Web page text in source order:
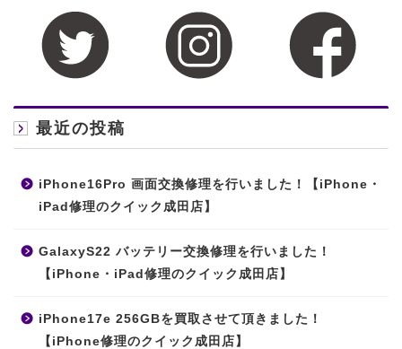
最近の投稿
iPhone16Pro 画面交換修理を行いました！【iPhone・
iPad修理のクイック成田店】
GalaxyS22 バッテリー交換修理を行いました！
【iPhone・iPad修理のクイック成田店】
iPhone17e 256GBを買取させて頂きました！
【iPhone修理のクイック成田店】